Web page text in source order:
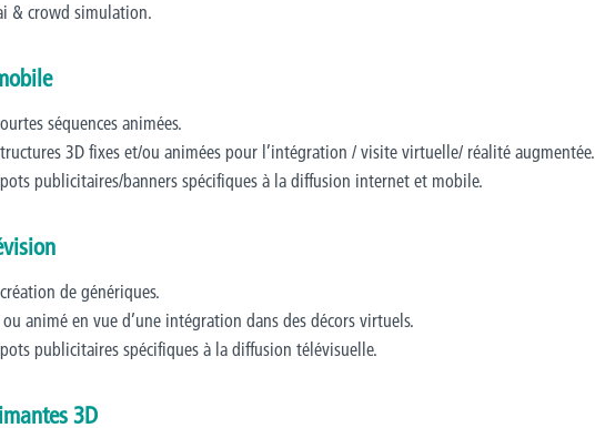
& crowd simulation.
séquences animées.
3D fixes et/ou animées pour l’intégration / visite virtuelle/ réalité augmentée.
publicitaires/banners spécifiques à la diffusion internet et mobile.
de génériques.
animé en vue d’une intégration dans des décors virtuels.
publicitaires spécifiques à la diffusion télévisuelle.
3D